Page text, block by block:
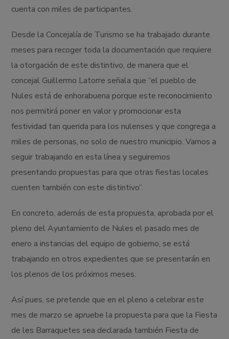
cuenta con miles de participantes.
Desde la Concejalía de Turismo se ha trabajado durante
meses para recoger toda la documentación que requiere
la otorgación de este distintivo, de manera que el
concejal Guillermo Latorre señala que “el pueblo de
Nules está de enhorabuena porque este reconocimiento
nos permitirá poner en valor y promocionar esta
festividad tan querida para los nulenses y que congrega a
miles de personas, no solo de nuestro municipio. Vamos a
seguir trabajando en esta línea y seguiremos
presentando propuestas para que otras fiestas locales
cuenten también con este distintivo”.
En concreto, además de esta propuesta, aprobada por el
pleno del Ayuntamiento de Nules el pasado mes de
enero a instancias del equipo de gobierno, se está
trabajando en otros expedientes que se presentarán en
los plenos de los próximos meses.
Así pues, se pretende que en el pleno a celebrar este
mes de marzo se apruebe la propuesta para que la Fiesta
de les Barraquetes sea declarada también Fiesta de